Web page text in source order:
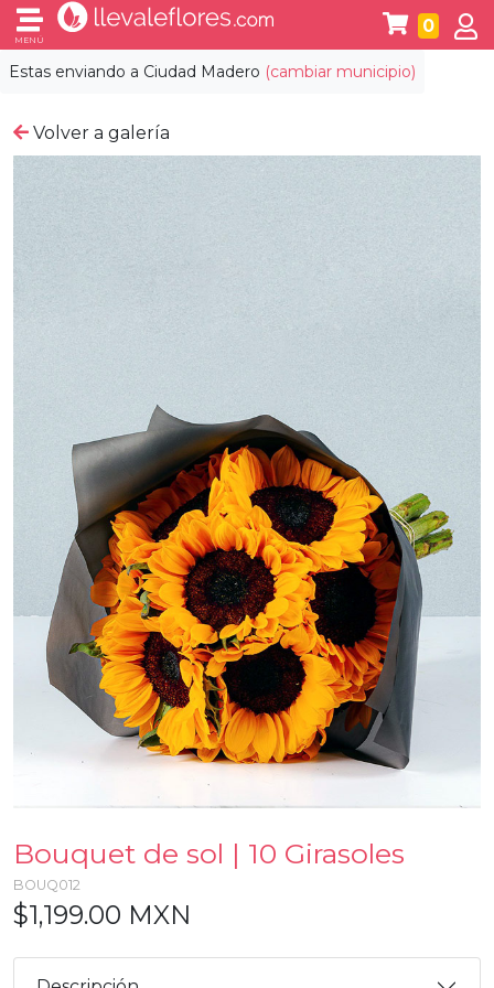
Estas enviando a Ciudad Madero (cambiar municipio)
MENÚ
0
Volver a galería
Bouquet de sol | 10 Girasoles
BOUQ012
$1,199.00 MXN